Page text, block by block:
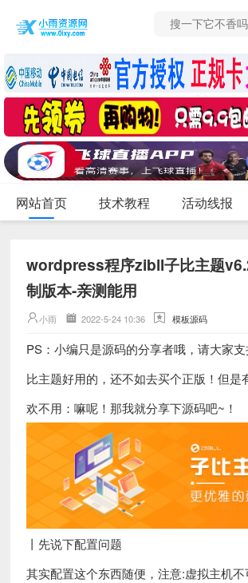
网站首页 技术教程 活动线报
wordpress程序zibll子比主题
制版本-亲测能用
小雨 2022-5-24 10:36 模板源码
PS：小编只是源码的分享者哦，请大家
比主题好用的，还不如去买个正版！但是
欢不用：嘛呢！那我就分享下源码吧~！
丨先说下配置问题
其实配置这个东西随便，注意:虚拟主机